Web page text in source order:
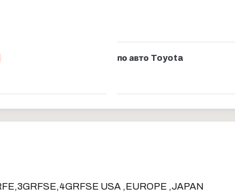
по авто Toyota
USA ,EUROPE ,JAPAN